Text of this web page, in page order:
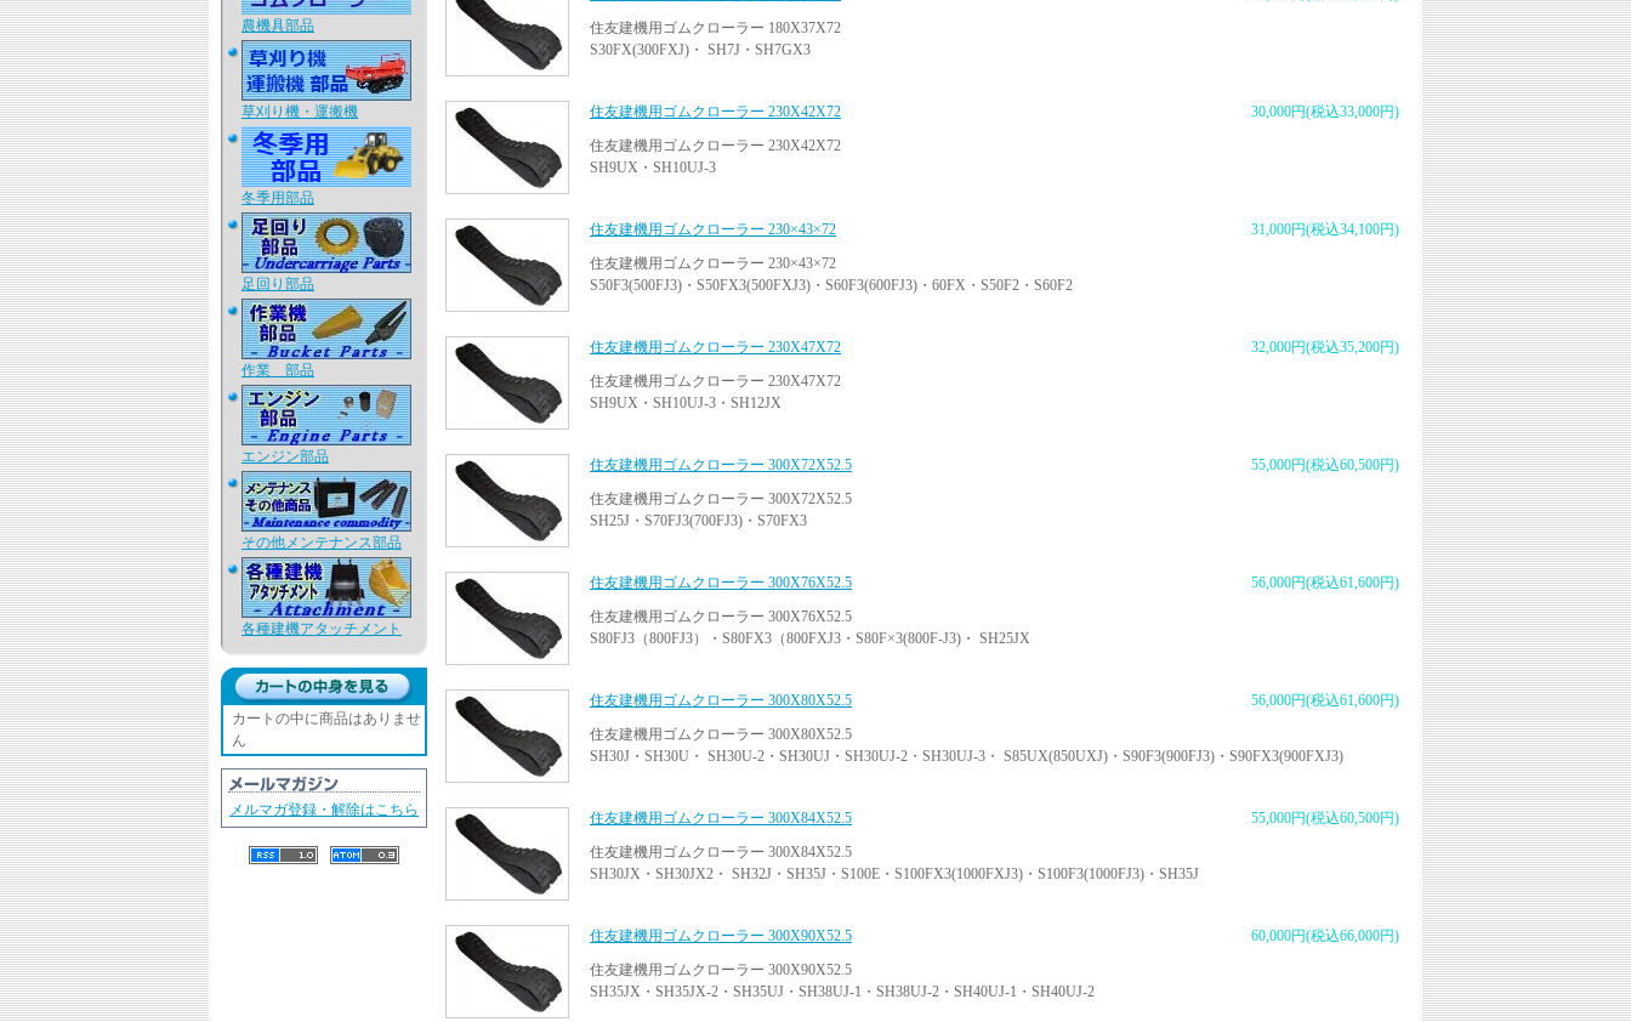
農機具部品
草刈り機・運搬機
冬季用部品
足回り部品
作業 部品
エンジン部品
その他メンテナンス部品
各種建機アタッチメント
カートの中に商品はありませ
ん
メルマガ登録・解除はこちら
住友建機用ゴムクローラー 180X37X72
S30FX(300FXJ)・ SH7J・SH7GX3
30,000円(税込33,000円)
住友建機用ゴムクローラー 230X42X72
住友建機用ゴムクローラー 230X42X72
SH9UX・SH10UJ-3
31,000円(税込34,100円)
住友建機用ゴムクローラー 230×43×72
住友建機用ゴムクローラー 230×43×72
S50F3(500FJ3)・S50FX3(500FXJ3)・S60F3(600FJ3)・60FX・S50F2・S60F2
32,000円(税込35,200円)
住友建機用ゴムクローラー 230X47X72
住友建機用ゴムクローラー 230X47X72
SH9UX・SH10UJ-3・SH12JX
55,000円(税込60,500円)
住友建機用ゴムクローラー 300X72X52.5
住友建機用ゴムクローラー 300X72X52.5
SH25J・S70FJ3(700FJ3)・S70FX3
56,000円(税込61,600円)
住友建機用ゴムクローラー 300X76X52.5
住友建機用ゴムクローラー 300X76X52.5
S80FJ3（800FJ3）・S80FX3（800FXJ3・S80F×3(800F-J3)・ SH25JX
56,000円(税込61,600円)
住友建機用ゴムクローラー 300X80X52.5
住友建機用ゴムクローラー 300X80X52.5
SH30J・SH30U・ SH30U-2・SH30UJ・SH30UJ-2・SH30UJ-3・ S85UX(850UXJ)・S90F3(900FJ3)・S90FX3(900FXJ3)
55,000円(税込60,500円)
住友建機用ゴムクローラー 300X84X52.5
住友建機用ゴムクローラー 300X84X52.5
SH30JX・SH30JX2・ SH32J・SH35J・S100E・S100FX3(1000FXJ3)・S100F3(1000FJ3)・SH35J
60,000円(税込66,000円)
住友建機用ゴムクローラー 300X90X52.5
住友建機用ゴムクローラー 300X90X52.5
SH35JX・SH35JX-2・SH35UJ・SH38UJ-1・SH38UJ-2・SH40UJ-1・SH40UJ-2